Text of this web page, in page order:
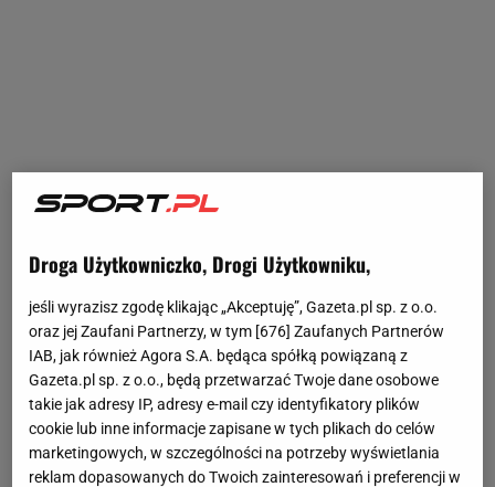
Droga Użytkowniczko, Drogi Użytkowniku,
jeśli wyrazisz zgodę klikając „Akceptuję”, Gazeta.pl sp. z o.o.
oraz jej Zaufani Partnerzy, w tym [676] Zaufanych Partnerów
IAB, jak również Agora S.A. będąca spółką powiązaną z
Gazeta.pl sp. z o.o., będą przetwarzać Twoje dane osobowe
takie jak adresy IP, adresy e-mail czy identyfikatory plików
cookie lub inne informacje zapisane w tych plikach do celów
marketingowych, w szczególności na potrzeby wyświetlania
reklam dopasowanych do Twoich zainteresowań i preferencji w